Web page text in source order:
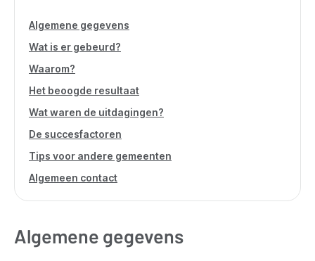
Algemene gegevens
Wat is er gebeurd?
Waarom?
Het beoogde resultaat
Wat waren de uitdagingen?
De succesfactoren
Tips voor andere gemeenten
Algemeen contact
Algemene gegevens